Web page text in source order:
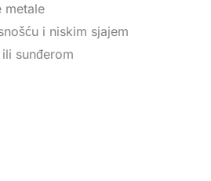
metale
i niskim sjajem
sunđerom